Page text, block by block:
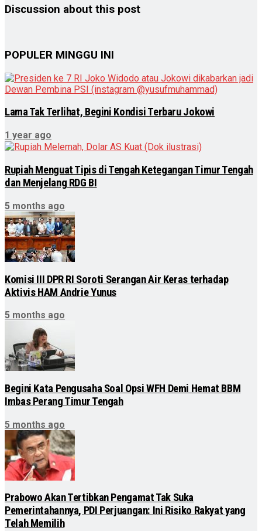
Discussion about this post
POPULER MINGGU INI
Lama Tak Terlihat, Begini Kondisi Terbaru Jokowi
1 year ago
Rupiah Menguat Tipis di Tengah Ketegangan Timur Tengah
dan Menjelang RDG BI
5 months ago
Komisi III DPR RI Soroti Serangan Air Keras terhadap
Aktivis HAM Andrie Yunus
5 months ago
Begini Kata Pengusaha Soal Opsi WFH Demi Hemat BBM
Imbas Perang Timur Tengah
5 months ago
Prabowo Akan Tertibkan Pengamat Tak Suka
Pemerintahannya, PDI Perjuangan: Ini Risiko Rakyat yang
Telah Memilih